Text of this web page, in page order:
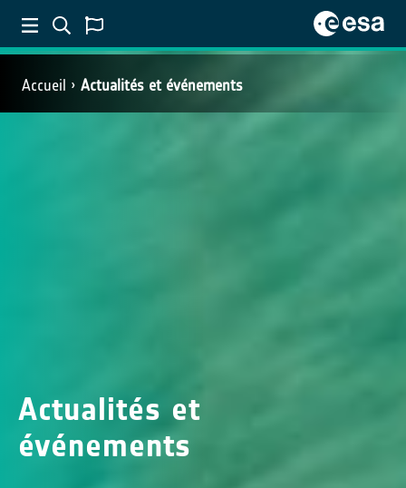
Accueil Actualités et événements
Actualités et
événements